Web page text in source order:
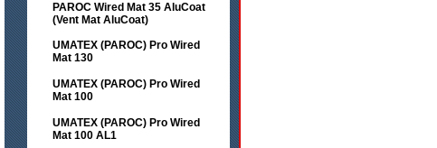
PAROC Wired Mat 35 AluCoat
(Vent Mat AluCoat)
UMATEX (PAROC) Pro Wired
Mat 130
UMATEX (PAROC) Pro Wired
Mat 100
UMATEX (PAROC) Pro Wired
Mat 100 AL1